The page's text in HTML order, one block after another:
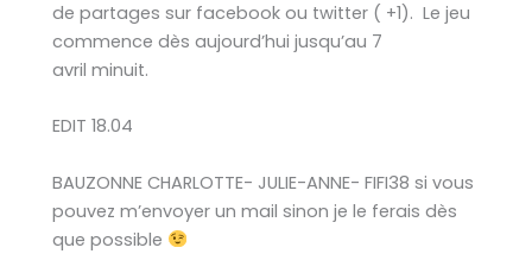
de partages sur facebook ou twitter ( +1). Le jeu
commence dès aujourd’hui jusqu’au 7
avril minuit.
EDIT 18.04
BAUZONNE CHARLOTTE- JULIE-ANNE- FIFI38 si vous
pouvez m’envoyer un mail sinon je le ferais dès
que possible